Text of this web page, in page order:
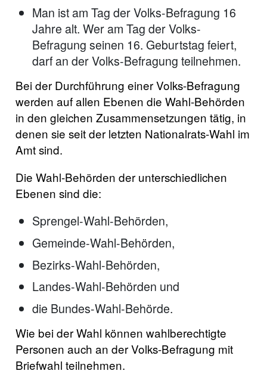
Man ist am Tag der Volks-Befragung 16
Jahre alt. Wer am Tag der Volks-
Befragung seinen 16. Geburtstag feiert,
darf an der Volks-Befragung teilnehmen.
Bei der Durchführung einer Volks-Befragung
werden auf allen Ebenen die Wahl-Behörden
in den gleichen Zusammensetzungen tätig, in
denen sie seit der letzten Nationalrats-Wahl im
Amt sind.
Die Wahl-Behörden der unterschiedlichen
Ebenen sind die:
Sprengel-Wahl-Behörden,
Gemeinde-Wahl-Behörden,
Bezirks-Wahl-Behörden,
Landes-Wahl-Behörden und
die Bundes-Wahl-Behörde.
Wie bei der Wahl können wahlberechtigte
Personen auch an der Volks-Befragung mit
Briefwahl teilnehmen.